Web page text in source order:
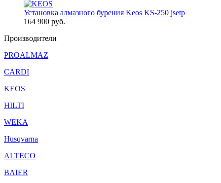
Установка алмазного бурения Keos KS-250 jsetp
164 900 руб.
Производители
PROALMAZ
CARDI
KEOS
HILTI
WEKA
Husqvarna
ALTECO
BAIER